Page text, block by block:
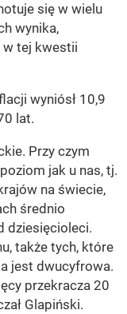
się w wielu
wynika,
w tej kwestii
wyniósł 10,9
lat.
Przy czym
jak u nas, tj.
na świecie,
średnio
dziesięcioleci.
także tych, które
jest dwucyfrowa.
przekracza 20
Glapiński.